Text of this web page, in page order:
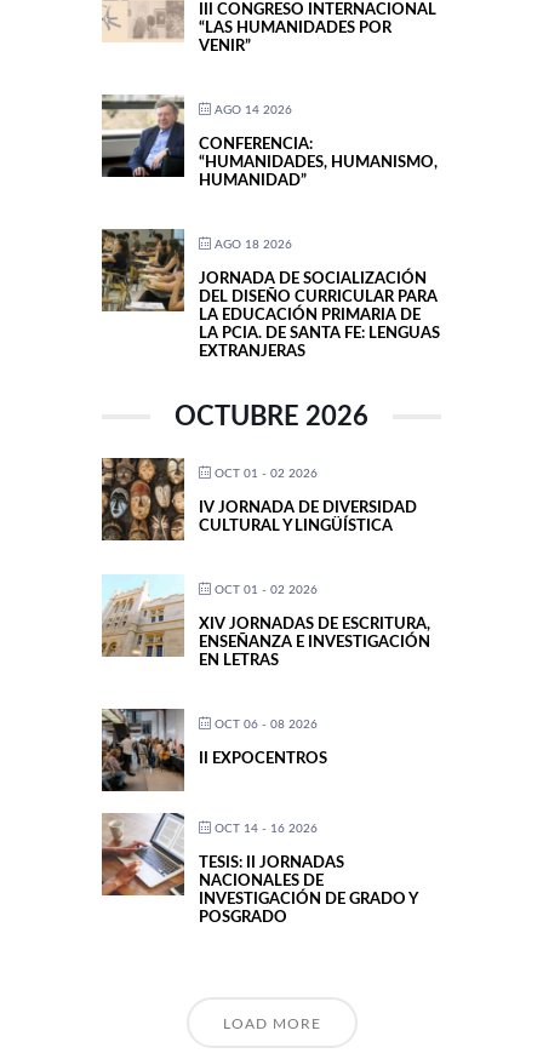
III CONGRESO INTERNACIONAL
“LAS HUMANIDADES POR
VENIR”
AGO 14 2026
CONFERENCIA:
“HUMANIDADES, HUMANISMO,
HUMANIDAD”
AGO 18 2026
JORNADA DE SOCIALIZACIÓN
DEL DISEÑO CURRICULAR PARA
LA EDUCACIÓN PRIMARIA DE
LA PCIA. DE SANTA FE: LENGUAS
EXTRANJERAS
OCTUBRE 2026
OCT 01 - 02 2026
IV JORNADA DE DIVERSIDAD
CULTURAL Y LINGÜÍSTICA
OCT 01 - 02 2026
XIV JORNADAS DE ESCRITURA,
ENSEÑANZA E INVESTIGACIÓN
EN LETRAS
OCT 06 - 08 2026
II EXPOCENTROS
OCT 14 - 16 2026
TESIS: II JORNADAS
NACIONALES DE
INVESTIGACIÓN DE GRADO Y
POSGRADO
LOAD MORE